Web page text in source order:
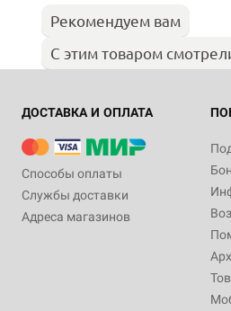
Рекомендуем вам
С этим товаром
ДОСТАВКА И ОПЛАТА
Способы оплаты
Службы доставки
Адреса магазинов